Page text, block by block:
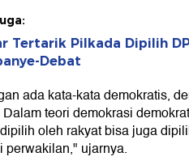
Tertarik Pilkada Dipilih
Debat
ada kata-kata demokratis,
teori demokrasi
oleh rakyat bisa juga
perwakilan," ujarnya.